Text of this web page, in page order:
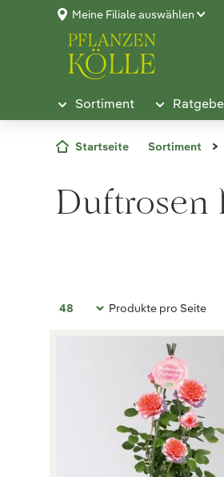
Meine Filiale auswählen
Sortiment
Startseite Sortiment
Duftrosen
Produkte pro Seite